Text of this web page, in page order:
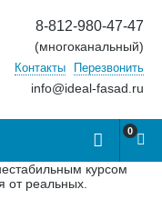
8-812-980-47-47
(многоканальный)
Контакты Перезвонить
info@ideal-fasad.ru
0
курсом
от реальных.